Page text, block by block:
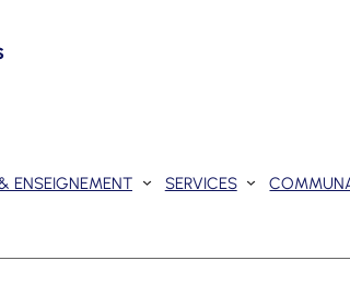
ENSEIGNEMENT SERVICES